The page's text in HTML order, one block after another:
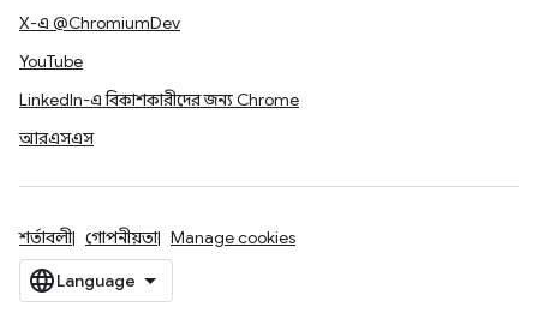
X-এ @ChromiumDev
YouTube
LinkedIn-এ বিকাশকারীদের জন্য Chrome
আরএসএস
শর্তাবলী গোপনীয়তা Manage cookies